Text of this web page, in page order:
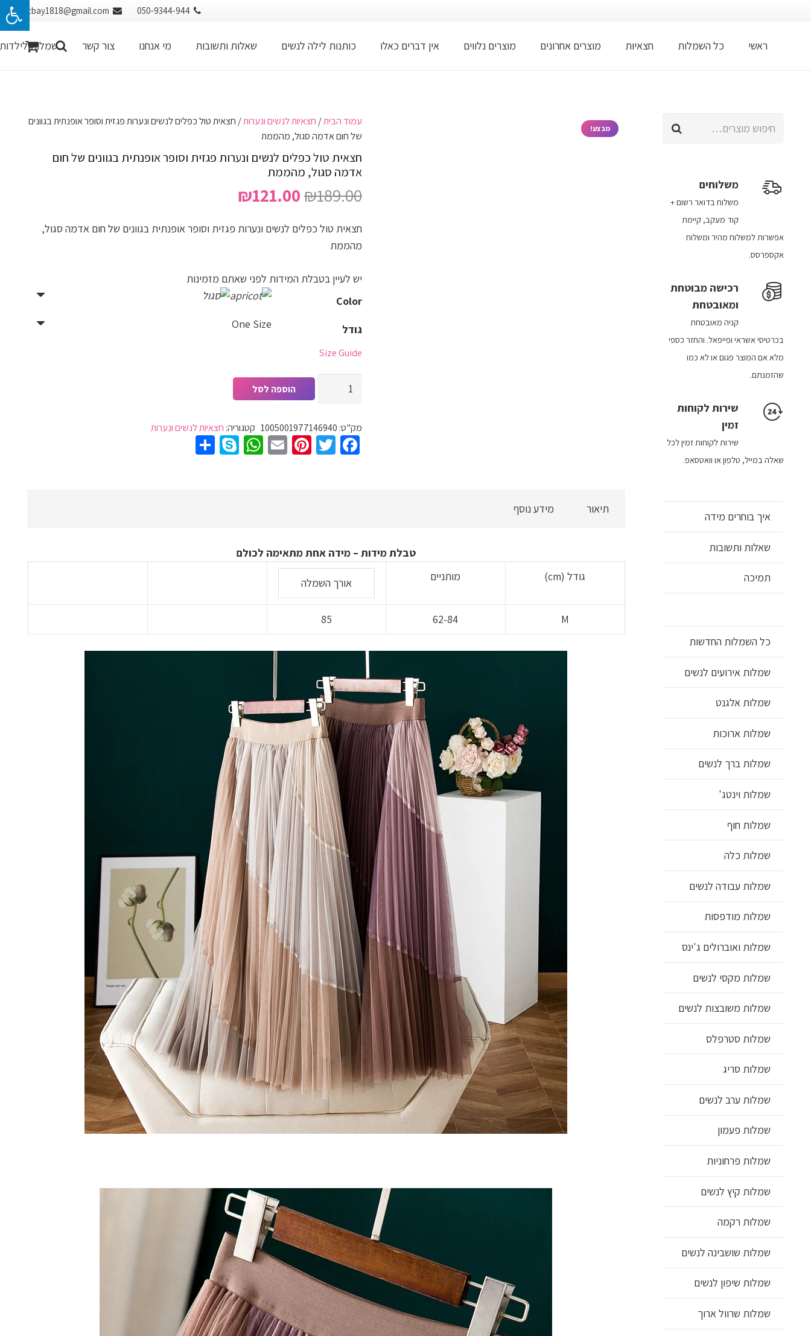
050-9344-944
cbay1818@gmail.com
ראשי כל השמלות חצאיות מוצרים אחרונים מוצרים נלווים אין דברים כאלו כותנות לילה לנשים שאלות ותשובות מי אנחנו צור קשר שמלות
מבצע!
עמוד הבית/ חצאיות לנשים ונערות/ חצאית טול כפלים לנשים ונערות פגזית וסופר אופנתית בגוונים
של חום אדמה סגול, מהממת
חצאית טול כפלים לנשים ונערות פגזית וסופר אופנתית בגוונים של חום
אדמה סגול, מהממת
₪189.00 המחיר
היה:
₪121.00
הוא:
חצאית טול כפלים לנשים ונערות פגזית וסופר אופנתית בגוונים של חום אדמה סגול,
מהממת
יש לעיין בטבלת המידות לפני שאתם מזמינות
Color
גודל One Size
Size Guide
טול
כפלים
בגוונים
של
חום
הוספה לסל
מק"ט: 1005001977146940 קטגוריה: חצאיות לנשים ונערות
Facebook
Twitter
Pinterest
Email
WhatsApp
Skype
תיאור מידע נוסף
טבלת מידות – מידה אחת מתאימה לכולם
גודל (cm)
מותניים אורך השמלה
M
62-84
85
משלוחים
משלוח​ ב​דואר רשום +
קוד מעקב​​, קיימת
אפשרות למשלוח מהיר​ ומשלוח
אקספרסס.
רכישה​ מבוטחת ​
ומאובטחת
קניה מאובטחת
בכרטיסי אשראי ופייפאל. והחזר כספי
מלא אם המוצר פגום או לא כמו
שהזמנתם.
שירות לקוחות
זמין
שירות לקוחות זמין לכל
שאלה במייל, טלפון או וואטסאפ.
איך בוחרים מידה
שאלות ותשובות
תמיכה
כל השמלות החדשות
שמלות אירועים לנשים
שמלות אלגנט
שמלות ארוכות
שמלות ברך לנשים
שמלות וינטג'
שמלות חוף
שמלות כלה
שמלות עבודה לנשים
שמלות מודפסות
שמלות ואוברולים ג'ינס
שמלות מקסי לנשים
שמלות משובצות לנשים
שמלות סטרפלס
שמלות סריג
שמלות ערב לנשים
שמלות פעמון
שמלות פרחוניות
שמלות קיץ לנשים
שמלות רקמה
שמלות שושבינה לנשים
שמלות שיפון לנשים
שמלות שרוול ארוך